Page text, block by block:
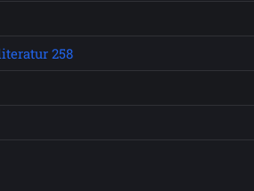
258